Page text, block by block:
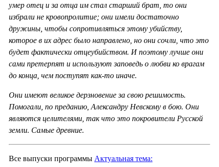
умер отец и за отца им стал старший брат, то они
избрали не кровопролитие; они имели достаточно
дружины, чтобы сопротивляться этому убийству,
которое в их адрес было направлено, но они сочли, что это
будет фактически отцеубийством. И поэтому лучше они
сами претерпят и используют заповедь о любви ко врагам
до конца, чем поступят как-то иначе.
Они имеют великое дерзновение за свою решимость.
Помогали, по преданию, Александру Невскому в бою. Они
являются целителями, так что это покровители Русской
земли. Самые древние.
Все выпуски программы Актуальная тема: